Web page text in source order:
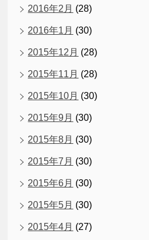
2016年2月 (28)
2016年1月 (30)
2015年12月 (28)
2015年11月 (28)
2015年10月 (30)
2015年9月 (30)
2015年8月 (30)
2015年7月 (30)
2015年6月 (30)
2015年5月 (30)
2015年4月 (27)